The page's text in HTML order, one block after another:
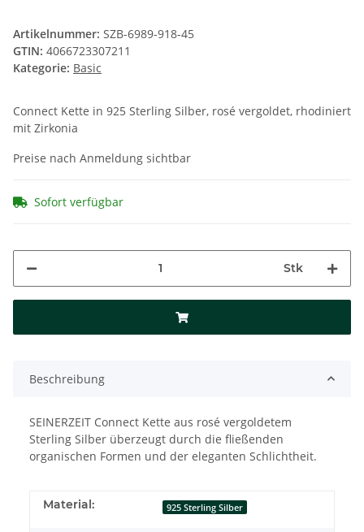
Artikelnummer: SZB-6989-918-45
GTIN: 4066723307211
Kategorie: Basic
Connect Kette in 925 Sterling Silber, rosé vergoldet, rhodiniert
mit Zirkonia
Preise nach Anmeldung sichtbar
Sofort verfügbar
Stk
Beschreibung
SEINERZEIT Connect Kette aus rosé vergoldetem
Sterling Silber überzeugt durch die fließenden
organischen Formen und der eleganten Schlichtheit.
Material: 925 Sterling Silber